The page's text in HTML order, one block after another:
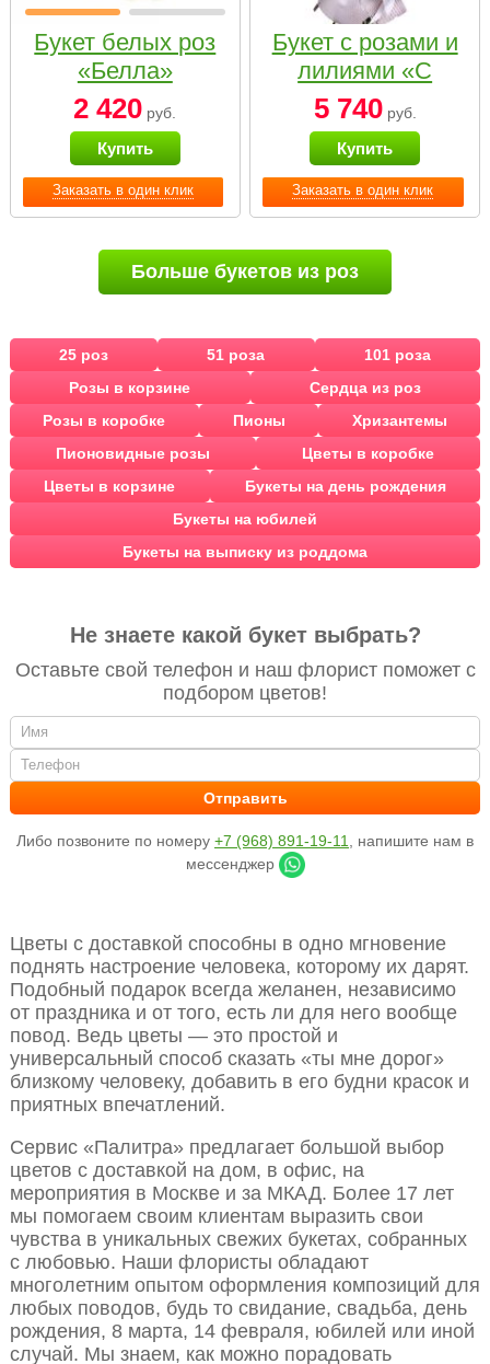
Заказать в один клик
Букет белых роз
«Белла»
2 420 руб.
Купить
Заказать в один клик
Букет с розами и
лилиями «С
наилучшими
пожеланиями»
5 740руб.
Купить
Больше букетов из роз
25 роз 51 роза
101 роза
Розы в корзине
Сердца из роз
Розы в коробке
Пионы
Хризантемы
Пионовидные розы
Цветы в коробке
Цветы в корзине
Букеты на день рождения
Букеты на юбилей
Букеты на выписку из роддома
Не знаете какой букет выбрать?
Оставьте свой телефон и наш флорист поможет с
подбором цветов!
Либо позвоните по номеру +7 (968) 891-19-11
, напишите нам в
мессенджер
Цветы с доставкой способны в одно мгновение
поднять настроение человека, которому их дарят.
Подобный подарок всегда желанен, независимо
от праздника и от того, есть ли для него вообще
повод. Ведь цветы — это простой и
универсальный способ сказать «ты мне дорог»
близкому человеку, добавить в его будни красок и
приятных впечатлений.
Сервис «Палитра» предлагает большой выбор
цветов с доставкой на дом, в офис, на
мероприятия в Москве и за МКАД. Более 17 лет
мы помогаем своим клиентам выразить свои
чувства в уникальных свежих букетах, собранных
с любовью. Наши флористы обладают
многолетним опытом оформления композиций для
любых поводов, будь то свидание, свадьба, день
рождения, 8 марта, 14 февраля, юбилей или иной
случай. Мы знаем, как можно порадовать